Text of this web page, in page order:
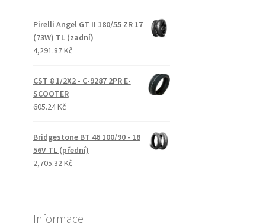
Pirelli Angel GT II 180/55 ZR 17
(73W) TL (zadní)
4,291.87 Kč
CST 8 1/2X2 - C-9287 2PR E-
SCOOTER
605.24 Kč
Bridgestone BT 46 100/90 - 18
56V TL (přední)
2,705.32 Kč
Informace